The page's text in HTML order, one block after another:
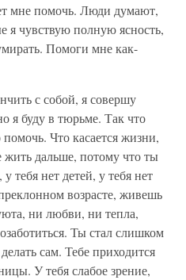
мне помочь. Люди думают,
я чувствую полную ясность,
Помоги мне как-
с собой, я совершу
я буду в тюрьме. Так что
Что касается жизни,
дальше, потому что ты
тебя нет детей, у тебя нет
возрасте, живешь
ни любви, ни тепла,
Ты стал слишком
сам. Тебе приходится
У тебя слабое зрение,